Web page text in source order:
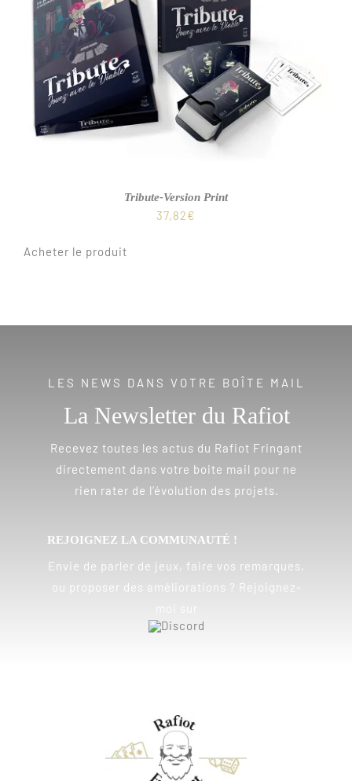
Tribute-Version Print
37,82€
Acheter le produit
LES NEWS DANS VOTRE BOÎTE MAIL
La Newsletter du Rafiot
Recevez toutes les actus du Rafiot Fringant
directement dans votre boite mail pour ne
rien rater de l’évolution des projets.
REJOIGNEZ LA COMMUNAUTÉ !
Envie de parler de jeux, faire vos remarques,
ou proposer des améliorations ? Rejoignez-